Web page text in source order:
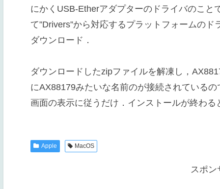
にかくUSB-Etherアダプターのドライバのこと
て”Drivers”から対応するプラットフォームの
ダウンロード．
ダウンロードしたzipファイルを解凍し，
にAX88179みたいな名前のが接続されている
画面の表示に従うだけ．インストールが終わる
Apple MacOS
スポン